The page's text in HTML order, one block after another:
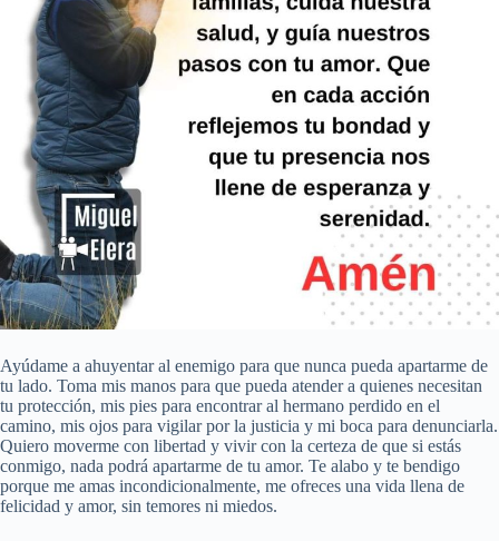
Ayúdame a ahuyentar al enemigo para que nunca pueda apartarme de
tu lado. Toma mis manos para que pueda atender a quienes necesitan
tu protección, mis pies para encontrar al hermano perdido en el
camino, mis ojos para vigilar por la justicia y mi boca para denunciarla.
Quiero moverme con libertad y vivir con la certeza de que si estás
conmigo, nada podrá apartarme de tu amor. Te alabo y te bendigo
porque me amas incondicionalmente, me ofreces una vida llena de
felicidad y amor, sin temores ni miedos.